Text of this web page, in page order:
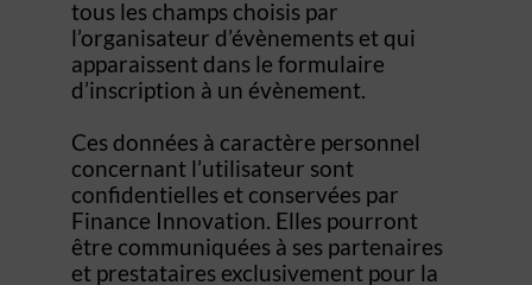
tous les champs choisis par
l’organisateur d’évènements et qui
apparaissent dans le formulaire
d’inscription à un évènement.
Ces données à caractère personnel
concernant l’utilisateur sont
confidentielles et conservées par
Finance Innovation. Elles pourront
être communiquées à ses partenaires
et prestataires exclusivement pour la